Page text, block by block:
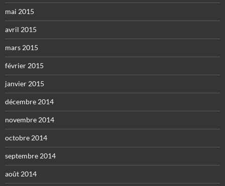
mai 2015
avril 2015
mars 2015
février 2015
janvier 2015
décembre 2014
novembre 2014
octobre 2014
septembre 2014
août 2014